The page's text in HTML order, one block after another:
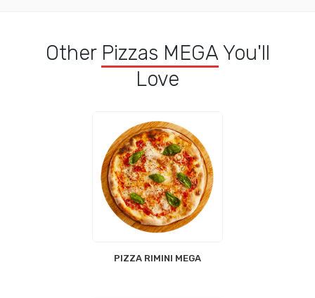
Other Pizzas MEGA You'll
Love
PIZZA RIMINI MEGA